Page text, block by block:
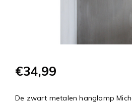
€34,99
De zwart metalen hanglamp